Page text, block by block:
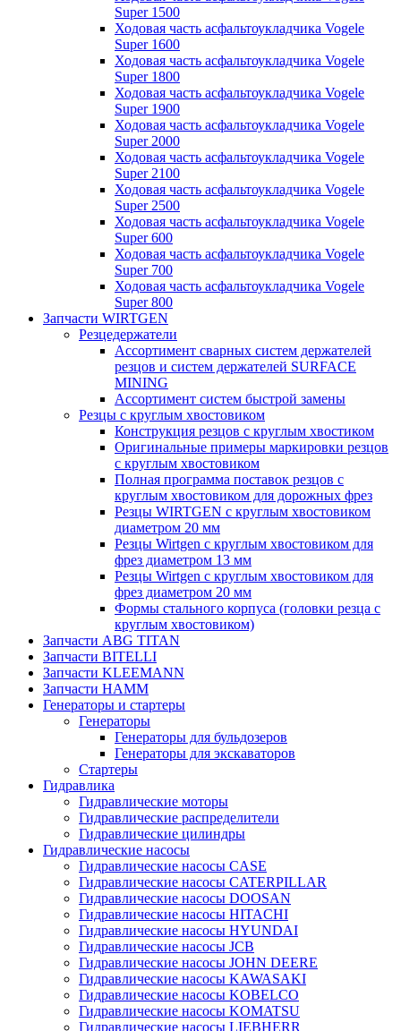
Super 1500
Ходовая часть асфальтоукладчика Vogele
Super 1600
Ходовая часть асфальтоукладчика Vogele
Super 1800
Ходовая часть асфальтоукладчика Vogele
Super 1900
Ходовая часть асфальтоукладчика Vogele
Super 2000
Ходовая часть асфальтоукладчика Vogele
Super 2100
Ходовая часть асфальтоукладчика Vogele
Super 2500
Ходовая часть асфальтоукладчика Vogele
Super 600
Ходовая часть асфальтоукладчика Vogele
Super 700
Ходовая часть асфальтоукладчика Vogele
Super 800
Запчасти WIRTGEN
Резцедержатели
Ассортимент сварных систем держателей
резцов и систем держателей SURFACE
MINING
Ассортимент систем быстрой замены
Резцы с круглым хвостовиком
Конструкция резцов с круглым хвостиком
Оригинальные примеры маркировки резцов
с круглым хвостовиком
Полная программа поставок резцов с
круглым хвостовиком для дорожных фрез
Резцы WIRTGEN с круглым хвостовиком
диаметром 20 мм
Резцы Wirtgen с круглым хвостовиком для
фрез диаметром 13 мм
Резцы Wirtgen с круглым хвостовиком для
фрез диаметром 20 мм
Формы стального корпуса (головки резца с
круглым хвостовиком)
Запчасти ABG TITAN
Запчасти BITELLI
Запчасти KLEEMANN
Запчасти HAMM
Генераторы и стартеры
Генераторы
Генераторы для бульдозеров
Генераторы для экскаваторов
Стартеры
Гидравлика
Гидравлические моторы
Гидравлические распределители
Гидравлические цилиндры
Гидравлические насосы
Гидравлические насосы CASE
Гидравлические насосы CATERPILLAR
Гидравлические насосы DOOSAN
Гидравлические насосы HITACHI
Гидравлические насосы HYUNDAI
Гидравлические насосы JCB
Гидравлические насосы JOHN DEERE
Гидравлические насосы KAWASAKI
Гидравлические насосы KOBELCO
Гидравлические насосы KOMATSU
Гидравлические насосы LIEBHERR